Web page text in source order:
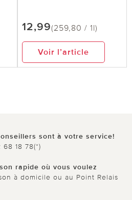
12,99(259,80 / 1l)
Voir l’article
sont à votre service!
18 78(*)
rapide où vous voulez
à domicile ou au Point Relais